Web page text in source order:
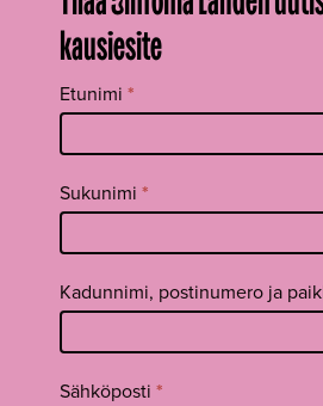
kausiesite
Tilaa
uutiskirje
footer FI
Etunimi *
Sukunimi *
Kadunnimi, postinumero ja
Sähköposti *